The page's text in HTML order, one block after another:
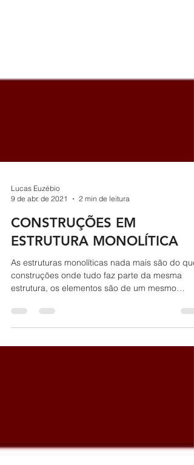
Lucas Euzébio
9 de abr. de 2021
2 min de leitura
CONSTRUÇÕES EM
ESTRUTURA MONOLÍTICA
As estruturas monolíticas nada mais são do que
material...